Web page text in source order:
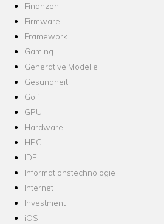
Finanzen
Firmware
Framework
Gaming
Generative Modelle
Gesundheit
Golf
GPU
Hardware
HPC
IDE
Informationstechnologie
Internet
Investment
iOS